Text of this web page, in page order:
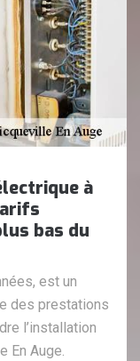
à
bas du
est un
des prestations
l’installation
En Auge.